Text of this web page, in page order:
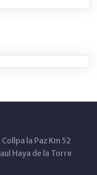
la Paz Km 52
Haya de la Torre